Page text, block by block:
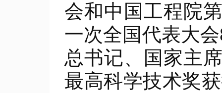
会和中国工程院
一次全国代表大
总书记、国家主
最高科学技术奖